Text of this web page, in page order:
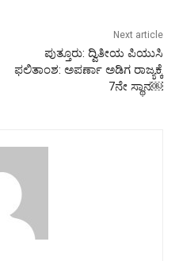
Next article
ಪುತ್ತೂರು: ದ್ವಿತೀಯ ಪಿಯುಸಿ
ಫಲಿತಾಂಶ: ಅಪರ್ಣಾ ಅಡಿಗ ರಾಜ್ಯಕ್ಕೆ
7ನೇ ಸ್ಥಾನ￼